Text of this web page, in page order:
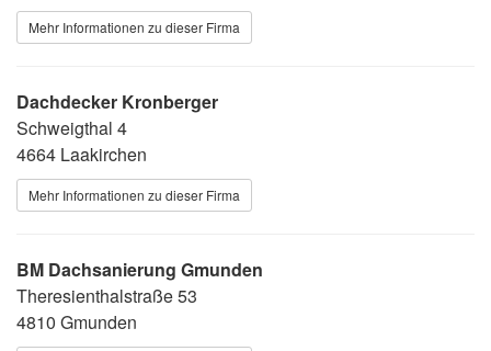
Mehr Informationen zu dieser Firma
Dachdecker Kronberger
Schweigthal 4
4664 Laakirchen
Mehr Informationen zu dieser Firma
BM Dachsanierung Gmunden
Theresienthalstraße 53
4810 Gmunden